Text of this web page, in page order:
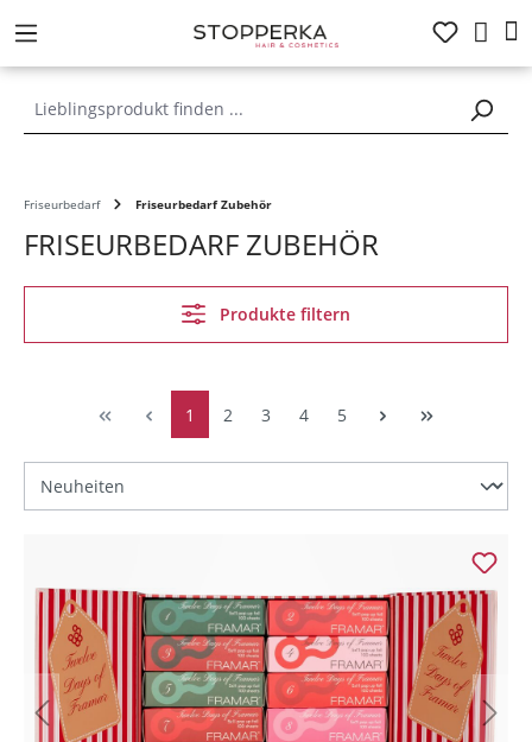
springen
Friseurbedarf Friseurbedarf Zubehör
FRISEURBEDARF ZUBEHÖR
Produkte filtern
1 2 3 4 5